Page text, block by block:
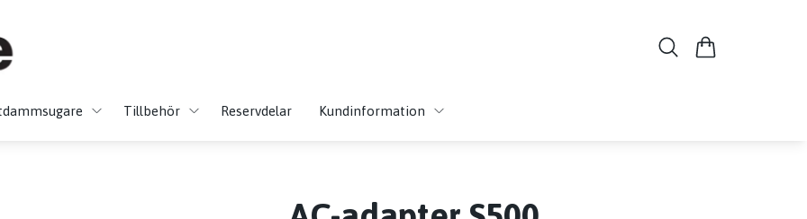
Tillbehör Reservdelar Kundinformation